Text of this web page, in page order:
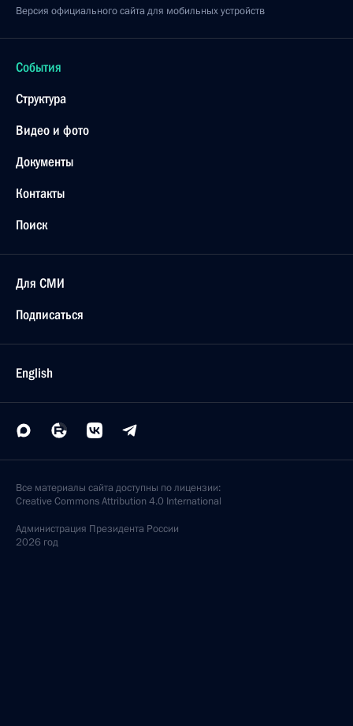
Версия официального сайта для мобильных устройств
События
Структура
Видео и фото
Документы
Контакты
Поиск
Для СМИ
Подписаться
English
Все материалы сайта доступны по лицензии:
Creative Commons Attribution 4.0 International
Администрация Президента России
2026 год